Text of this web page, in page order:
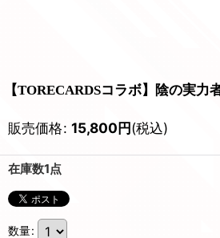
【TORECARDSコラボ】陰の実
販売価格: 15,800円(税込)
在庫数1点
数量: